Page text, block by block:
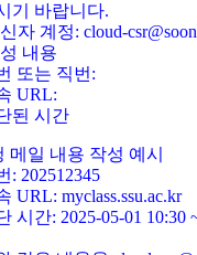
기 바랍니다.
자 계정: cloud-
내용
또는 직번:
URL:
된 시간
메일 내용 작성 예시
: 202512345
URL: myclass.ssu.ac.kr
시간: 2025-05-01 10:30